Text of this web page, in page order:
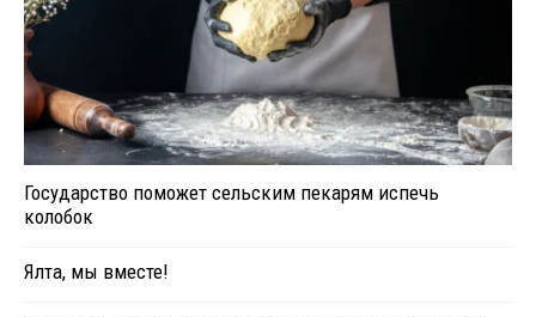
Государство поможет сельским пекарям испечь
колобок
Ялта, мы вместе!